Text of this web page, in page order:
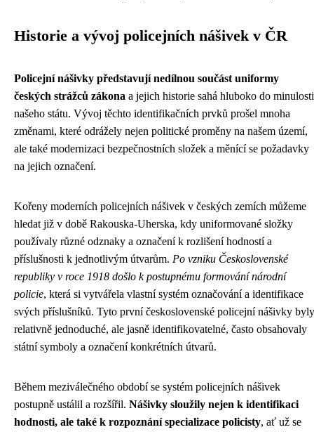
Historie a vývoj policejních nášivek v ČR
Policejní nášivky představují nedílnou součást uniformy
českých strážců zákona a jejich historie sahá hluboko do minulosti
našeho státu. Vývoj těchto identifikačních prvků prošel mnoha
změnami, které odrážely nejen politické proměny na našem území,
ale také modernizaci bezpečnostních složek a měnící se požadavky
na jejich označení.
Kořeny moderních policejních nášivek v českých zemích můžeme
hledat již v době Rakouska-Uherska, kdy uniformované složky
používaly různé odznaky a označení k rozlišení hodností a
příslušnosti k jednotlivým útvarům. Po vzniku Československé
republiky v roce 1918 došlo k postupnému formování národní
policie, která si vytvářela vlastní systém označování a identifikace
svých příslušníků. Tyto první československé policejní nášivky byly
relativně jednoduché, ale jasně identifikovatelné, často obsahovaly
státní symboly a označení konkrétních útvarů.
Během meziválečného období se systém policejních nášivek
postupně ustálil a rozšířil. Nášivky sloužily nejen k identifikaci
hodnosti, ale také k rozpoznání specializace policisty, ať už se